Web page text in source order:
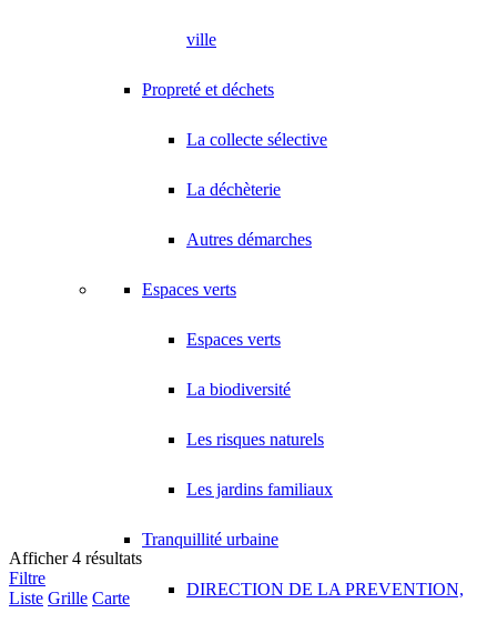
ville
Propreté et déchets
La collecte sélective
La déchèterie
Autres démarches
Espaces verts
Espaces verts
La biodiversité
Les risques naturels
Les jardins familiaux
Tranquillité urbaine
DIRECTION DE LA PREVENTION,
Afficher 4 résultats
Filtre
Liste Grille Carte